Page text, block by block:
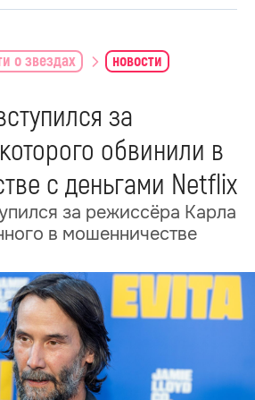
о звездах новости
за
обвинили в
с деньгами Netflix
за режиссёра Карла
в мошенничестве